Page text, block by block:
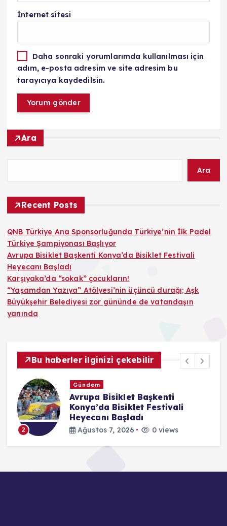
İnternet sitesi
Daha sonraki yorumlarımda kullanılması için
adım, e-posta adresim ve site adresim bu
tarayıcıya kaydedilsin.
Ara
Ara
Recent Posts
QNB Türkiye Ana Sponsorluğunda Türkiye’nin İlk Padel
Türkiye Şampiyonası Başlıyor
Avrupa Bisiklet Başkenti Konya’da Bisiklet Festivali
Heyecanı Başladı
Karşıyaka’da “sokak” çocukların!
“Yaşamdan Yazıya” Atölyesi’nin üçüncü durağı; Aşk
Büyükşehir Belediyesi zor gününde de vatandaşın
yanında
Bu haberler ilginizi çekebilir
2
Gündem
Avrupa Bisiklet Başkenti
Konya’da Bisiklet Festivali
Heyecanı Başladı
Ağustos 7, 2026 0 views